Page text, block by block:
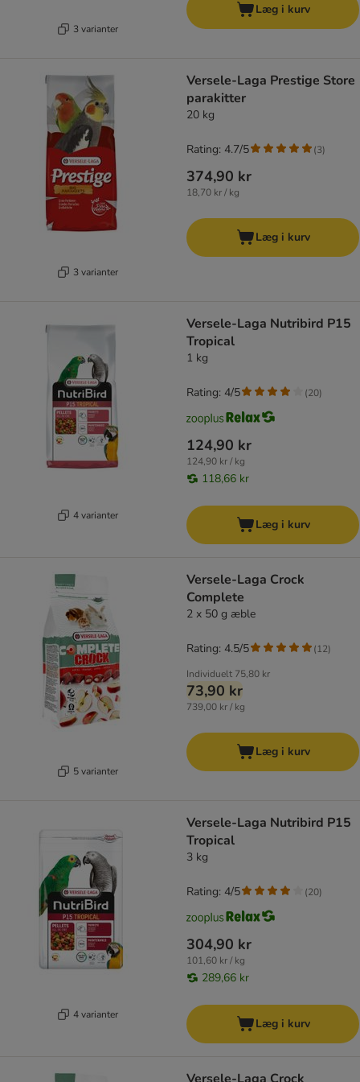
3 varianter
Læg i kurv
3 varianter
Versele-Laga Prestige Store
parakitter
20 kg
374,90 kr
18,70 kr / kg
Rating: 4.7/5 (3)
Læg i kurv
4 varianter
Versele-Laga Nutribird P15
Tropical
1 kg
124,90 kr
124,90 kr / kg
118,66 kr
Rating: 4/5 (20)
Læg i kurv
5 varianter
Versele-Laga Crock
Complete
2 x 50 g æble
Individuelt 75,80 kr
73,90 kr
739,00 kr / kg
Rating: 4.5/5 (12)
Læg i kurv
4 varianter
Versele-Laga Nutribird P15
Tropical
3 kg
304,90 kr
101,60 kr / kg
289,66 kr
Rating: 4/5 (20)
Læg i kurv